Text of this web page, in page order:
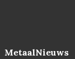
MetaalNieuws